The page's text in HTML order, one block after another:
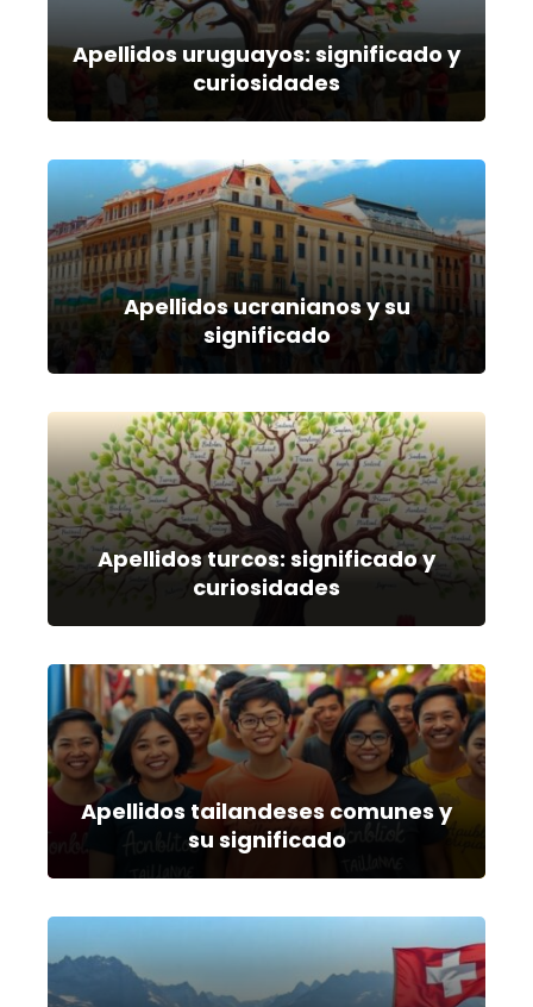
Apellidos uruguayos: significado y
curiosidades
Apellidos ucranianos y su
significado
Apellidos turcos: significado y
curiosidades
Apellidos tailandeses comunes y
su significado